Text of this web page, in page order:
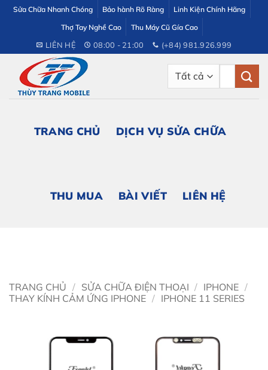
dung
Sửa Chữa Nhanh Chóng Bảo hành Rõ Ràng
Linh Kiện Chính Hãng
Thợ Tay Nghề Cao
Thu Máy Cũ Gía Cao
LIÊN HỆ 08:00 - 21:00 (+84) 981.926.999
TRANG CHỦ DỊCH VỤ SỬA CHỮA
THU MUA BÀI VIẾT LIÊN HỆ
TRANG CHỦ / SỬA CHỮA ĐIỆN THOẠI / IPHONE /
THAY KÍNH CẢM ỨNG IPHONE / IPHONE 11 SERIES